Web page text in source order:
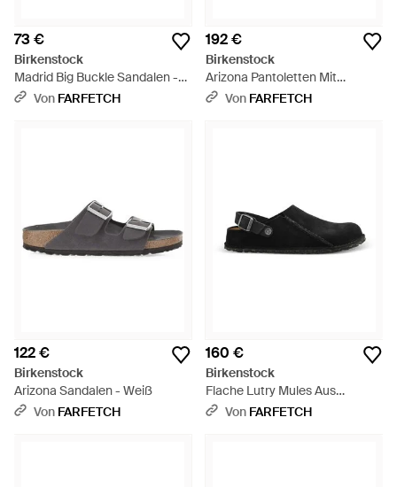
73 €
Birkenstock
Madrid Big Buckle Sandalen -
Lila Von FARFETCH
192 €
Birkenstock
Arizona Pantoletten Mit
Shearling - Braun
Von FARFETCH
122 €
Birkenstock
Arizona Sandalen - Weiß
Von FARFETCH
160 €
Birkenstock
Flache Lutry Mules Aus
Wildleder - Schwarz
Von FARFETCH